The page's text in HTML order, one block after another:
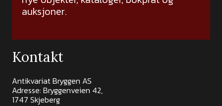
auksjoner.
Kontakt
Antikvariat Bryggen AS
Adresse: Bryggenveien 42,
1747 Skjeberg